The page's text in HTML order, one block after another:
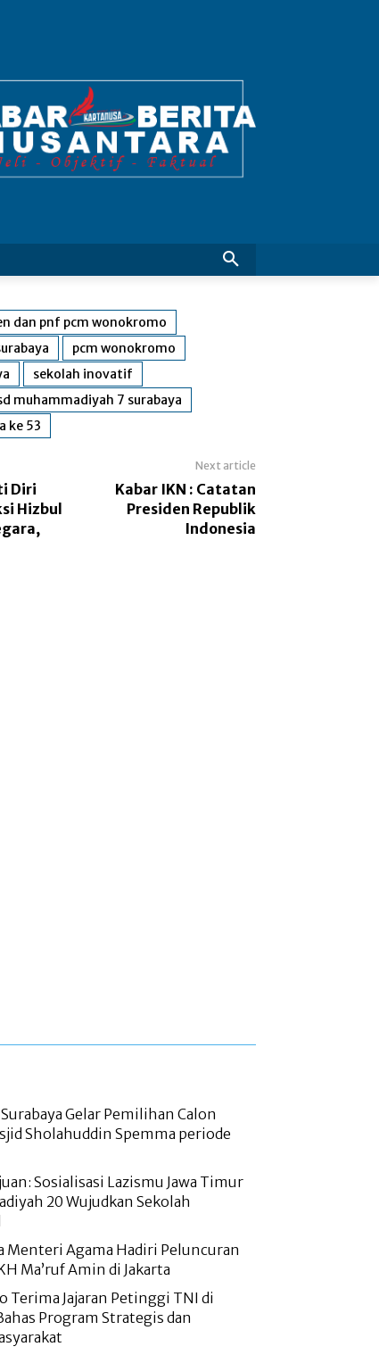
dan pnf pcm wonokromo
pcm wonokromo
sekolah inovatif
muhammadiyah 7 surabaya
ke 53
Diri
Hizbul
Next article
Kabar IKN : Catatan
Presiden Republik
Indonesia
Gelar Pemilihan Calon
Sholahuddin Spemma periode
Sosialisasi Lazismu Jawa Timur
20 Wujudkan Sekolah
Menteri Agama Hadiri Peluncuran
Ma’ruf Amin di Jakarta
Terima Jajaran Petinggi TNI di
Program Strategis dan